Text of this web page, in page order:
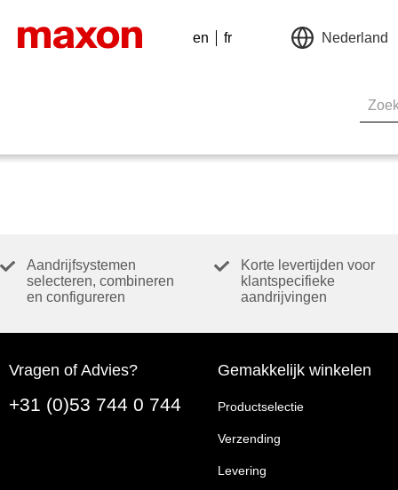
en fr Nederland
Aandrijfsystemen
selecteren, combineren
en configureren
Korte levertijden voor
klantspecifieke
aandrijvingen
Vragen of Advies?
+31 (0)53 744 0 744
Gemakkelijk winkelen
Productselectie
Verzending
Levering